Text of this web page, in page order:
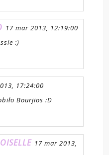
17 mar 2013, 12:19:00
:)
17:24:00
Bourjios :D
17 mar 2013,